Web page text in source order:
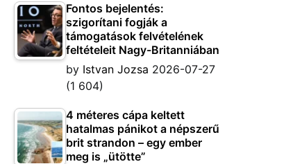
Fontos bejelentés:
szigorítani fogják a
támogatások felvételének
feltételeit Nagy-Britanniában
by Istvan Jozsa 2026-07-27
(1 604)
4 méteres cápa keltett
hatalmas pánikot a népszerű
brit strandon – egy ember
meg is „ütötte”